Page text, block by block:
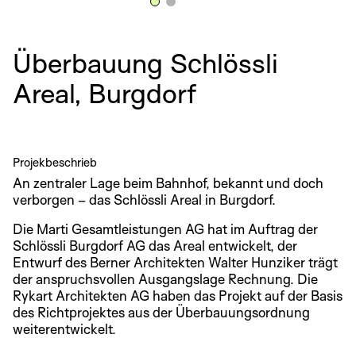
Überbauung Schlössli
Areal, Burgdorf
Projekbeschrieb
An zentraler Lage beim Bahnhof, bekannt und doch
verborgen – das Schlössli Areal in Burgdorf.
Die Marti Gesamtleistungen AG hat im Auftrag der
Schlössli Burgdorf AG das Areal entwickelt, der
Entwurf des Berner Architekten Walter Hunziker trägt
der anspruchsvollen Ausgangslage Rechnung. Die
Rykart Architekten AG haben das Projekt auf der Basis
des Richtprojektes aus der Überbauungsordnung
weiterentwickelt.